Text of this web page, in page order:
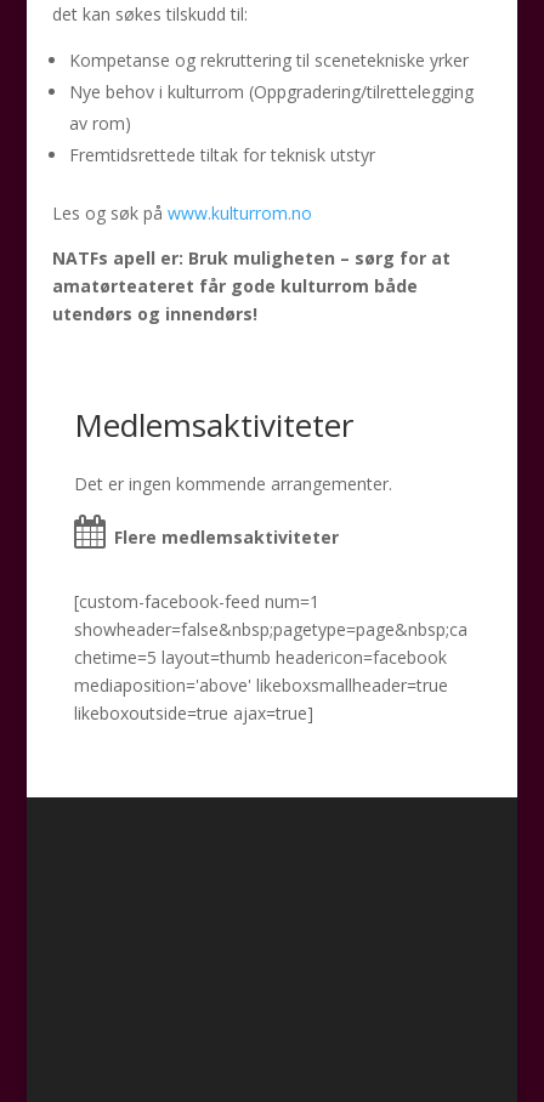
det kan søkes tilskudd til:
Kompetanse og rekruttering til scenetekniske yrker
Nye behov i kulturrom (Oppgradering/tilrettelegging
av rom)
Fremtidsrettede tiltak for teknisk utstyr
Les og søk på www.kulturrom.no
NATFs apell er: Bruk muligheten – sørg for at
amatørteateret får gode kulturrom både
utendørs og innendørs!
Medlemsaktiviteter
Det er ingen kommende arrangementer.
Flere medlemsaktiviteter
[custom-facebook-feed num=1
showheader=false&nbsp;pagetype=page&nbsp;ca
chetime=5 layout=thumb headericon=facebook
mediaposition='above' likeboxsmallheader=true
likeboxoutside=true ajax=true]